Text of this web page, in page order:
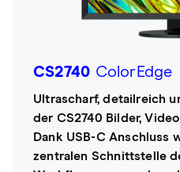
CS2740 ColorEdge
Ultrascharf, detailreich
der CS2740 Bilder,
Dank USB-C Anschluss
zentralen Schnittstelle